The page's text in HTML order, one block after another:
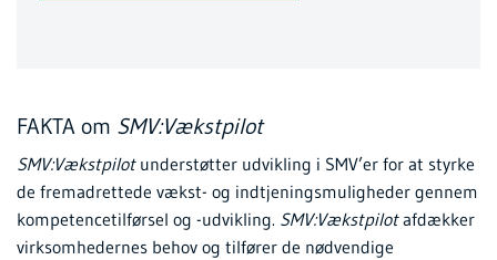
FAKTA om SMV:Vækstpilot
SMV:Vækstpilotunderstøtter udvikling i SMV’er for at styrke
de fremadrettede vækst- og indtjeningsmuligheder gennem
kompetencetilførsel og -udvikling. SMV:Vækstpilotafdækker
virksomhedernes behov og tilfører de nødvendige